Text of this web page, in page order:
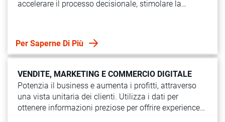
accelerare il processo decisionale, stimolare la
Per Saperne Di Più
VENDITE, MARKETING E COMMERCIO DIGITALE
Potenzia il business e aumenta i profitti, attraverso
una vista unitaria dei clienti. Utilizza i dati per
ottenere informazioni preziose per offrire experience